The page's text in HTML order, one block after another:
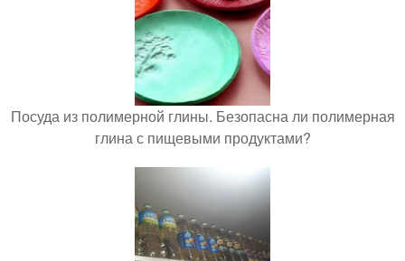
Посуда из полимерной глины. Безопасна ли полимерная
глина с пищевыми продуктами?